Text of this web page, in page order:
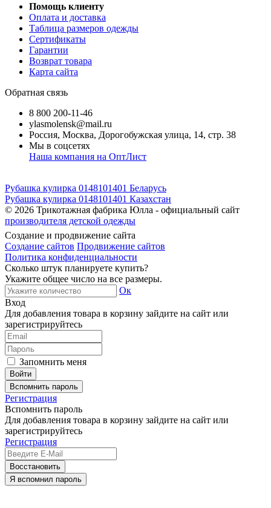
Помощь клиенту
Оплата и доставка
Таблица размеров одежды
Сертификаты
Гарантии
Возврат товара
Карта сайта
Обратная связь
8 800 200-11-46
ylasmolensk@mail.ru
Россия, Москва, Дорогобужская улица, 14, стр. 38
Мы в соцсетях
Наша компания на ОптЛист
Рубашка кулирка 0148101401 Беларусь
Рубашка кулирка 0148101401 Казахстан
© 2026 Трикотажная фабрика Юлла - официальный сайт
производителя детской одежды
Создание и продвижение сайта
Создание сайтов Продвижение сайтов
Политика конфиденциальности
Сколько штук планируете купить?
Укажите общее число на все размеры.
Ок
Вход
Для добавления товара в корзину зайдите на сайт или
зарегистрируйтесь
Запомнить меня
Вспомнить пароль
Регистрация
Вспомнить пароль
Для добавления товара в корзину зайдите на сайт или
зарегистрируйтесь
Регистрация
Восстановить
Я вспомнил пароль